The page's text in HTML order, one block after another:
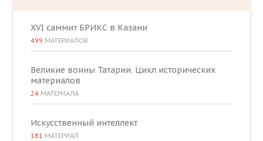
XVI саммит БРИКС в Казани
499 МАТЕРИАЛОВ
Великие воины Татарии. Цикл исторических
материалов
24 МАТЕРИАЛА
Искусственный интеллект
181 МАТЕРИАЛ